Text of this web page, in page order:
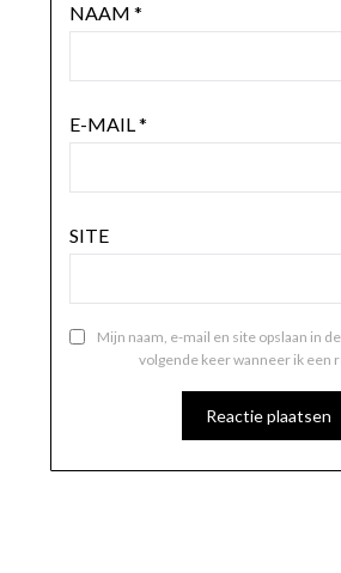
NAAM *
E-MAIL*
SITE
Mijn naam, e-mail en site opslaan in
volgende keer wanneer ik een